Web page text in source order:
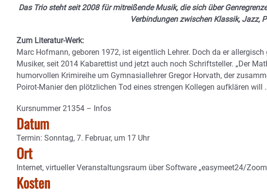
Das Trio steht seit 2008 für mitreißende Musik, die sich über
Verbindungen zwischen Klassik, Jazz,
Zum Literatur-Werk:
Marc Hofmann, geboren 1972, ist eigentlich Lehrer. Doch da er
Musiker, seit 2014 Kabarettist und jetzt auch noch Schriftsteller. „Der
humorvollen Krimireihe um Gymnasiallehrer Gregor Horvath, der
Poirot-Manier den plötzlichen Tod eines strengen Kollegen aufklären will
Kursnummer 21354 – Infos
Datum
Termin: Sonntag, 7. Februar, um 17 Uhr
Ort
Internet, virtueller Veranstaltungsraum über Software „easymeet24/
Kosten